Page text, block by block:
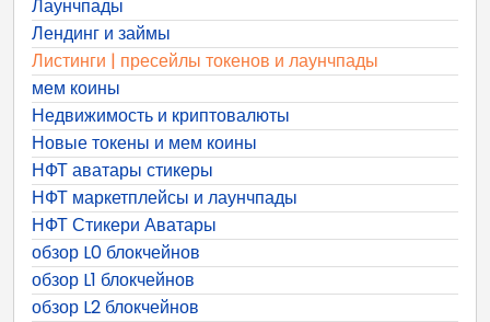
Лаунчпады
Лендинг и займы
Листинги | пресейлы токенов и лаунчпады
мем коины
Недвижимость и криптовалюты
Новые токены и мем коины
НФТ аватары стикеры
НФТ маркетплейсы и лаунчпады
НФТ Стикери Аватары
обзор L0 блокчейнов
обзор L1 блокчейнов
обзор L2 блокчейнов